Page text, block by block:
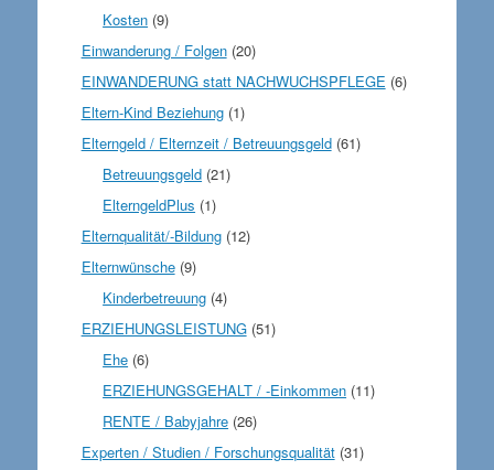
Kosten (9)
Einwanderung / Folgen(20)
EINWANDERUNG statt NACHWUCHSPFLEGE (6)
Eltern-Kind Beziehung(1)
Elterngeld / Elternzeit / Betreuungsgeld(61)
Betreuungsgeld (21)
ElterngeldPlus (1)
Elternqualität/-Bildung(12)
Elternwünsche(9)
Kinderbetreuung (4)
ERZIEHUNGSLEISTUNG(51)
Ehe (6)
ERZIEHUNGSGEHALT / -Einkommen (11)
RENTE / Babyjahre (26)
Experten / Studien / Forschungsqualität(31)